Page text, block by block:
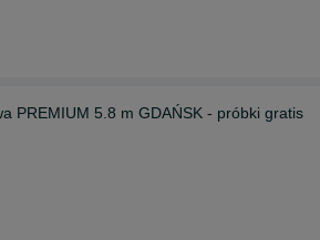
PREMIUM 5.8 m GDAŃSK - próbki gratis